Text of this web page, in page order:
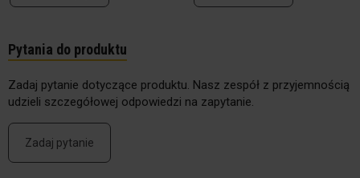
Pytania do produktu
Zadaj pytanie dotyczące produktu. Nasz zespół z przyjemnością
udzieli szczegółowej odpowiedzi na zapytanie.
Zadaj pytanie